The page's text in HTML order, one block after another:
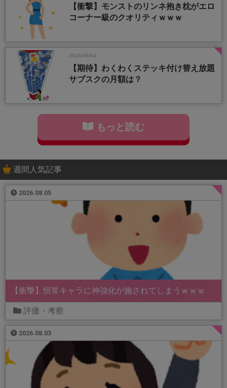
【衝撃】モンストのリンネ抱き枕がエロ
コーナー級のクオリティｗｗｗ
2026/08/04
【期待】わくわくステッキ付け替え放題
サブスクの月額は？
もっと読む
週間人気記事
2026.08.05
【衝撃】恒常キャラに神強化が施されてしまうｗｗｗ
評価・考察
2026.08.03